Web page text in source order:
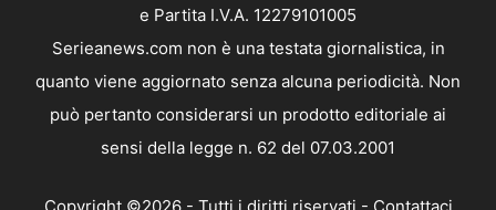
e Partita I.V.A. 12279101005
Serieanews.com non è una testata giornalistica, in
quanto viene aggiornato senza alcuna periodicità. Non
può pertanto considerarsi un prodotto editoriale ai
sensi della legge n. 62 del 07.03.2001
Copyright ©2026 - Tutti i diritti riservati - Contattaci